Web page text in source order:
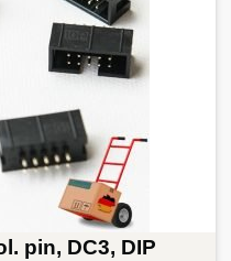
pin, DC3, DIP